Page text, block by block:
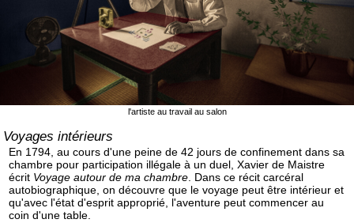
l'artiste au travail au salon
Voyages intérieurs
En 1794, au cours d'une peine de 42 jours de confinement dans sa
chambre pour participation illégale à un duel, Xavier de Maistre
écrit Voyage autour de ma chambre. Dans ce récit carcéral
autobiographique, on découvre que le voyage peut être intérieur et
qu'avec l'état d'esprit approprié, l'aventure peut commencer au
coin d'une table.